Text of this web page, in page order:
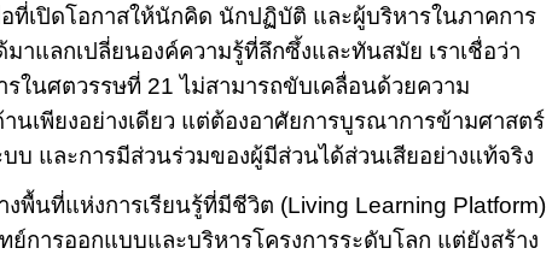
ที่เปิดโอกาสให้นักคิด นักปฏิบัติ และผู้บริหารในภาคการ
าแลกเปลี่ยนองค์ความรู้ที่ลึกซึ้งและทันสมัย เราเชื่อว่า
ในศตวรรษที่ 21 ไม่สามารถขับเคลื่อนด้วยความ
นเพียงอย่างเดียว แต่ต้องอาศัยการบูรณาการข้ามศาสตร์
บบ และการมีส่วนร่วมของผู้มีส่วนได้ส่วนเสียอย่างแท้จริง
างพื้นที่แห่งการเรียนรู้ที่มีชีวิต (Living Learning Platform)
ย์การออกแบบและบริหารโครงการระดับโลก แต่ยังสร้าง